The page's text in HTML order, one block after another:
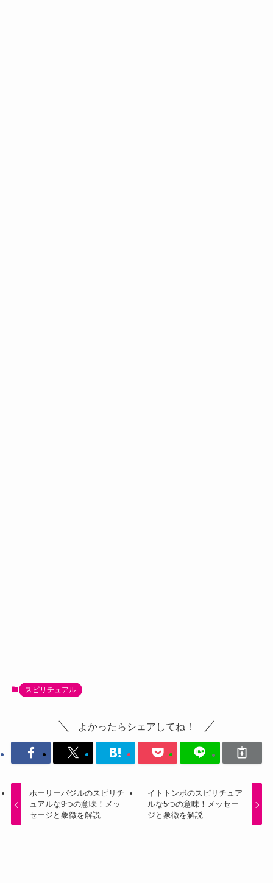
スピリチュアル
よかったらシェアしてね！
ホーリーバジルのスピリチ
ュアルな9つの意味！メッ
セージと象徴を解説
イトトンボのスピリチュア
ルな5つの意味！メッセー
ジと象徴を解説